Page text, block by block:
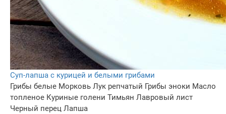
Суп-лапша с курицей и белыми грибами
Грибы белые Морковь Лук репчатый Грибы эноки Масло
топленое Куриные голени Тимьян Лавровый лист
Черный перец Лапша